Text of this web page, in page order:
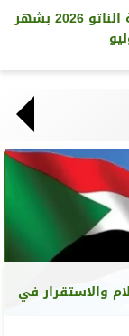
أنقرة تستعد لقمة الناتو 2026 بشهر
والاستقرار في